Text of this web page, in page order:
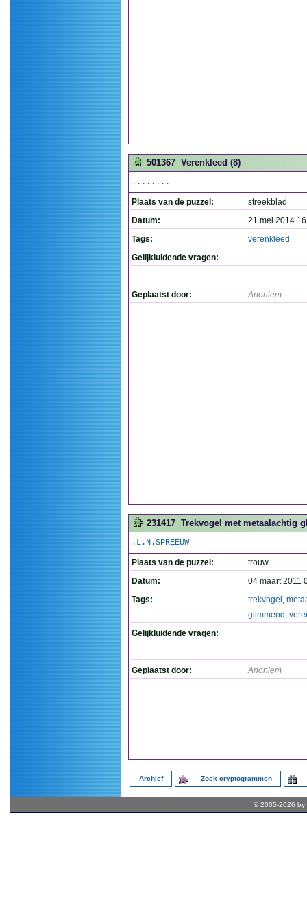
501367 Verenkleed (8)
........
Plaats van de puzzel:
streekblad
Datum:
21 mei 2014
Tags:
verenkleed
Gelijkluidende vragen:
Geplaatst door: Anoniem
231417 Trekvogel met metaalachtig
.L.N.SPREEUW
Plaats van de puzzel:
trouw
Datum:
04 maart 2011
Tags:
trekvogel ,
glimmend ,
Gelijkluidende vragen:
Geplaatst door: Anoniem
Archief Zoek cryptogrammen
© 2005-2026 by